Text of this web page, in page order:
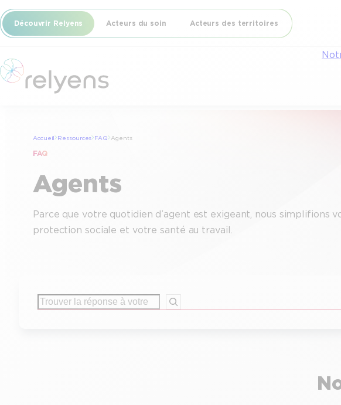
Découvrir Relyens Acteurs du soin Acteurs des territoires
Accueil Ressources FAQ Agents
FAQ
Agents
Parce que votre quotidien d’agent est exigeant, nous simplifions
protection sociale et votre santé au travail.
Rechercher